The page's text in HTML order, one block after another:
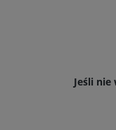
Jeśli